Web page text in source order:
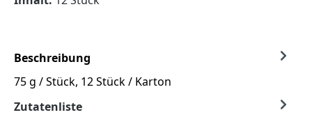
Beschreibung
75 g / Stück, 12 Stück / Karton
Zutatenliste